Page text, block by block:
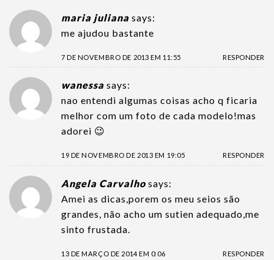
maria juliana says:
me ajudou bastante
7 DE NOVEMBRO DE 2013 EM 11:55 RESPONDER
wanessa says:
nao entendi algumas coisas acho q ficaria
melhor com um foto de cada modelo!mas
adorei 😉
19 DE NOVEMBRO DE 2013 EM 19:05 RESPONDER
Angela Carvalho says:
Amei as dicas,porem os meu seios são
grandes, não acho um sutien adequado,me
sinto frustada.
13 DE MARÇO DE 2014 EM 0:06 RESPONDER